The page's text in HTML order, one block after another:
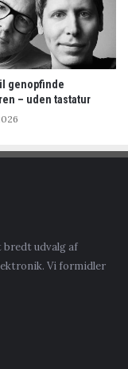
genopfinde
– uden tastatur
udvalg af
Vi formidler